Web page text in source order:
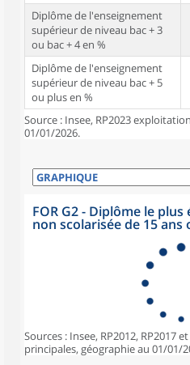
Diplôme de l'enseignement
supérieur de niveau bac + 3
ou bac + 4 en %
Diplôme de l'enseignement
supérieur de niveau bac + 5
ou plus en %
Source : Insee, RP2023
01/01/2026.
FOR G2 - Diplôme le
non scolarisée de 15 ans
Sources : Insee, RP2012, RP2017
principales, géographie au 01/01/